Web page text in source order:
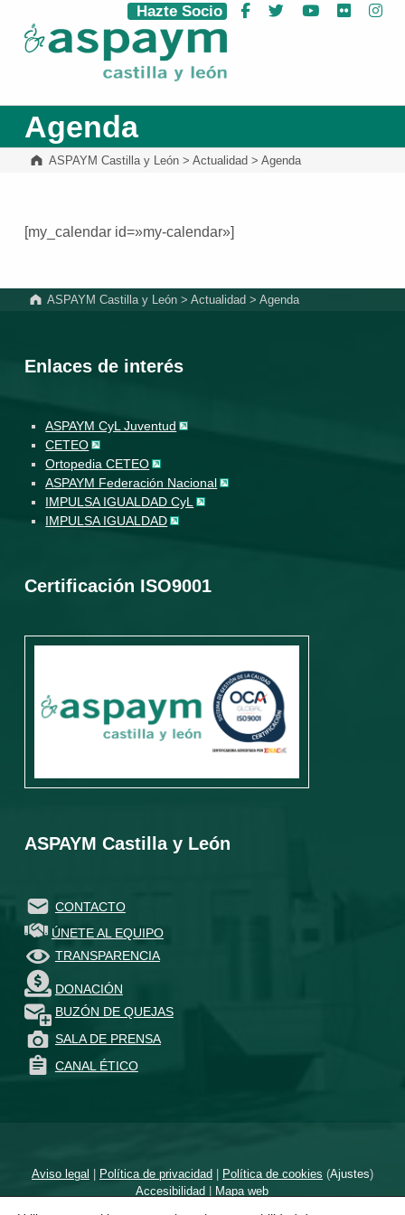
ASPAYM Castilla y León
Hazte Socio Facebook
Twitter YouTube
Flickr
Agenda
ASPAYM Castilla y León> Actualidad > Agenda
[my_calendar id=»my-calendar»]
ASPAYM Castilla y León >Actualidad >Agenda
Enlaces de interés
ASPAYM CyL Juventud
CETEO
Ortopedia CETEO
ASPAYM Federación Nacional
IMPULSA IGUALDAD CyL
IMPULSA IGUALDAD
Certificación ISO9001
ASPAYM Castilla y León
CONTACTO
ÚNETE AL EQUIPO
TRANSPARENCIA
DONACIÓN
BUZÓN DE QUEJAS
SALA DE PRENSA
CANAL ÉTICO
Aviso legal | Política de privacidad| Política de cookies (Ajustes)
Accesibilidad | Mapa web